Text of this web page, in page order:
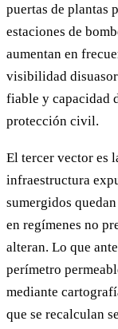
puertas de plantas
estaciones de
aumentan en
visibilidad
fiable y capacidad
protección civil.
El tercer vector es
infraestructura
sumergidos
en regímenes no
alteran. Lo que
perímetro
mediante
que se recalculan